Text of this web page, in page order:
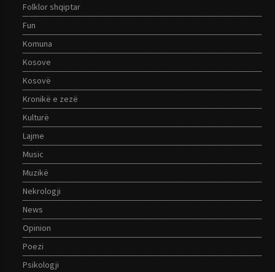
Folklor shqiptar
Fun
Komuna
Kosove
Kosovë
Kronikë e zezë
Kulturë
Lajme
Music
Muzikë
Nekrologji
News
Opinion
Poezi
Psikologji